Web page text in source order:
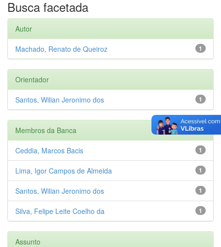
Busca facetada
Autor
1
Machado, Renato de Queiroz
Orientador
1
Santos, Wilian Jeronimo dos
Membros da Banca
1
Ceddia, Marcos Bacis
1
Lima, Igor Campos de Almeida
1
Santos, Wilian Jeronimo dos
1
Silva, Felipe Leite Coelho da
Assunto